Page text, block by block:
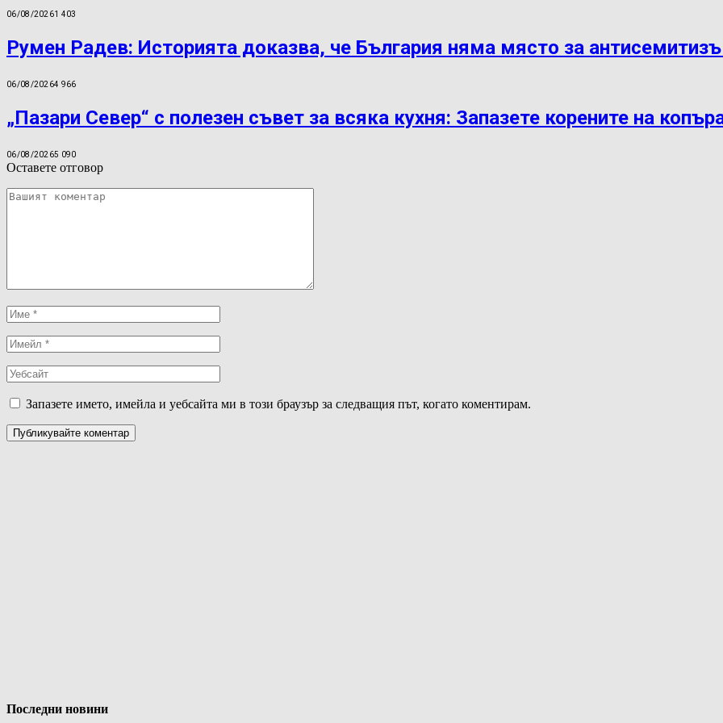
06/08/20261 403
Румен Радев: Историята доказва, че България няма място за
06/08/20264 966
„Пазари Север“ с полезен съвет за всяка кухня: Запазете корените на
06/08/20265 090
Оставете отговор
Запазете името, имейла и уебсайта ми в този браузър за следващия път, когато коментирам.
Последни новини